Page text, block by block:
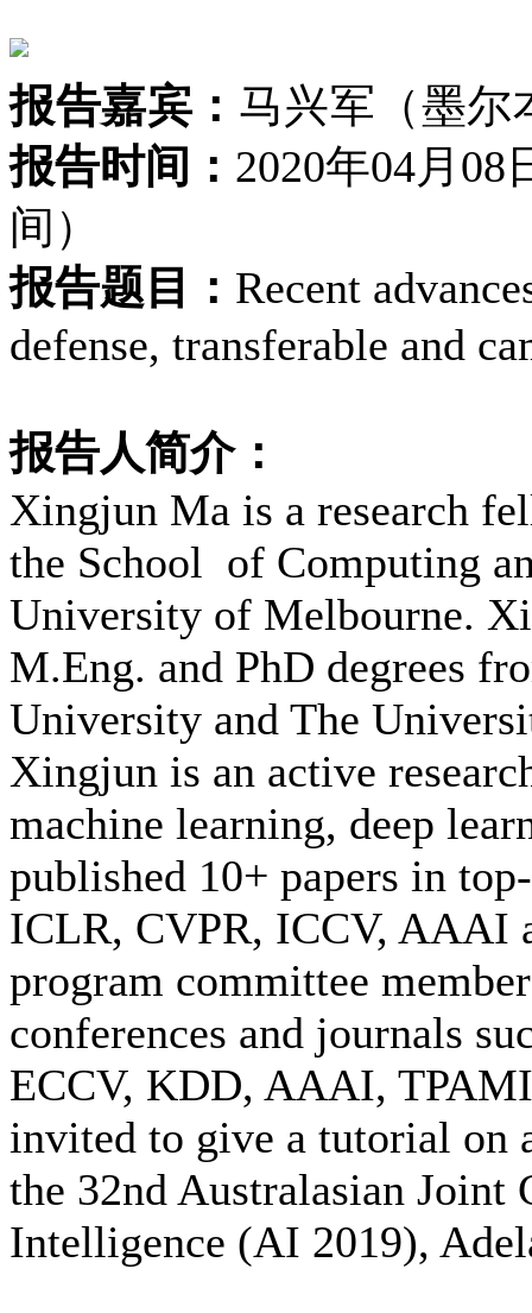
报告嘉宾： 马兴军（墨尔
报告时间： 2020年04月
间）
报告题目： Recent
defense, transferable and
报告人简介：
Xingjun Ma is a research
the School of Computing
University of Melbourne.
M.Eng. and PhD degrees
University and The
Xingjun is an active
machine learning, deep
published 10+ papers in
ICLR, CVPR, ICCV, AAAI
program committee
conferences and journals
ECCV, KDD, AAAI,
invited to give a tutorial on
the 32nd Australasian
Intelligence (AI 2019),